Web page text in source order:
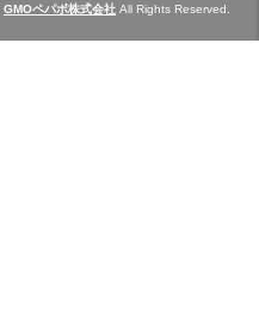
GMOペパボ株式会社 All Rights Reserved.